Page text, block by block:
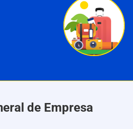
de Empresa